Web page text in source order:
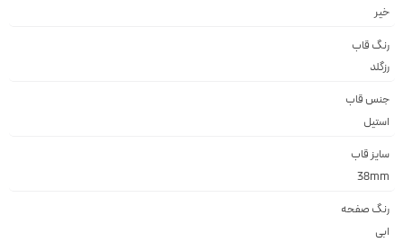
خیر
رنگ قاب
رزگلد
جنس قاب
استيل
سایز قاب
38mm
رنگ صفحه
ابى